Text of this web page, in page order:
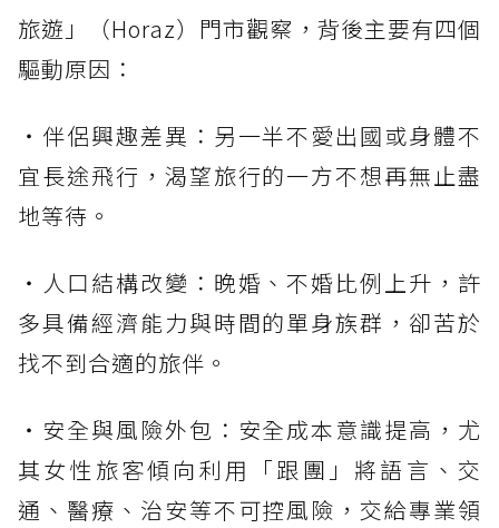
旅遊」（Horaz）門市觀察，背後主要有四個
驅動原因：
・伴侶興趣差異：另一半不愛出國或身體不
宜長途飛行，渴望旅行的一方不想再無止盡
地等待。
・人口結構改變：晚婚、不婚比例上升，許
多具備經濟能力與時間的單身族群，卻苦於
找不到合適的旅伴。
・安全與風險外包：安全成本意識提高，尤
其女性旅客傾向利用「跟團」將語言、交
通、醫療、治安等不可控風險，交給專業領